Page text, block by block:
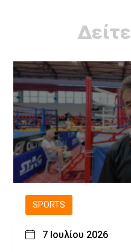
SPORTS
7 Ιουλίου 2026